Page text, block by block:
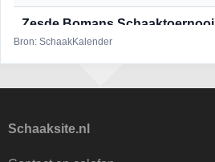
Zesde Bomans Schaaktoernooi
17 augustus 2026 · Haarlem
18 augustus 2026 · Rosmalen
Bron: SchaakKalender
Schaaksite.nl